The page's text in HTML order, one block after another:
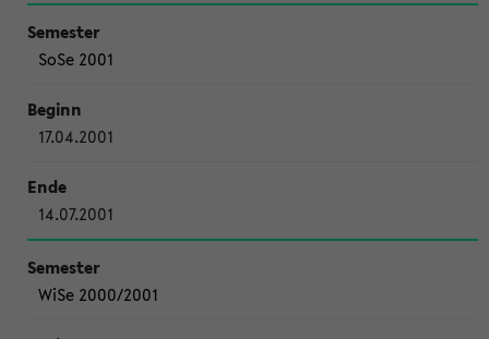
SoSe 2001
17.04.2001
14.07.2001
WiSe 2000/2001